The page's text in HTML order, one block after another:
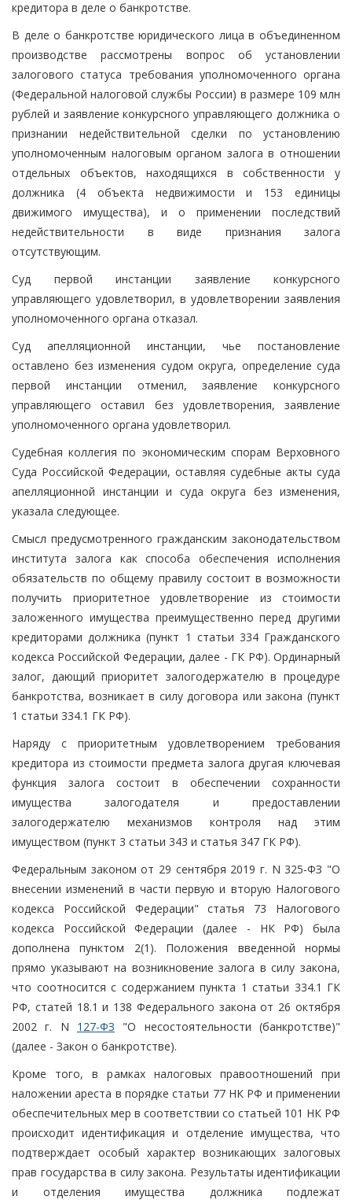
кредитора в деле о банкротстве.
В деле о банкротстве юридического лица в объединенном
производстве рассмотрены вопрос об установлении
залогового статуса требования уполномоченного органа
(Федеральной налоговой службы России) в размере 109 млн
рублей и заявление конкурсного управляющего должника о
признании недействительной сделки по установлению
уполномоченным налоговым органом залога в отношении
отдельных объектов, находящихся в собственности у
должника (4 объекта недвижимости и 153 единицы
движимого имущества), и о применении последствий
недействительности в виде признания залога
отсутствующим.
Суд первой инстанции заявление конкурсного
управляющего удовлетворил, в удовлетворении заявления
уполномоченного органа отказал.
Суд апелляционной инстанции, чье постановление
оставлено без изменения судом округа, определение суда
первой инстанции отменил, заявление конкурсного
управляющего оставил без удовлетворения, заявление
уполномоченного органа удовлетворил.
Судебная коллегия по экономическим спорам Верховного
Суда Российской Федерации, оставляя судебные акты суда
апелляционной инстанции и суда округа без изменения,
указала следующее.
Смысл предусмотренного гражданским законодательством
института залога как способа обеспечения исполнения
обязательств по общему правилу состоит в возможности
получить приоритетное удовлетворение из стоимости
заложенного имущества преимущественно перед другими
кредиторами должника (пункт 1 статьи 334 Гражданского
кодекса Российской Федерации, далее - ГК РФ). Ординарный
залог, дающий приоритет залогодержателю в процедуре
банкротства, возникает в силу договора или закона (пункт
1 статьи 334.1 ГК РФ).
Наряду с приоритетным удовлетворением требования
кредитора из стоимости предмета залога другая ключевая
функция залога состоит в обеспечении сохранности
имущества залогодателя и предоставлении
залогодержателю механизмов контроля над этим
имуществом (пункт 3 статьи 343 и статья 347 ГК РФ).
Федеральным законом от 29 сентября 2019 г. N 325-ФЗ "О
внесении изменений в части первую и вторую Налогового
кодекса Российской Федерации" статья 73 Налогового
кодекса Российской Федерации (далее - НК РФ) была
дополнена пунктом 2(1). Положения введенной нормы
прямо указывают на возникновение залога в силу закона,
что соотносится с содержанием пункта 1 статьи 334.1 ГК
РФ, статей 18.1 и 138 Федерального закона от 26 октября
2002 г. N 127-ФЗ "О несостоятельности (банкротстве)"
(далее - Закон о банкротстве).
Кроме того, в рамках налоговых правоотношений при
наложении ареста в порядке статьи 77 НК РФ и применении
обеспечительных мер в соответствии со статьей 101 НК РФ
происходит идентификация и отделение имущества, что
подтверждает особый характер возникающих залоговых
прав государства в силу закона. Результаты идентификации
и отделения имущества должника подлежат